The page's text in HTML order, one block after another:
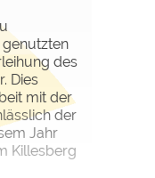
genutzten
des
Dies
mit der
der
Jahr
Killesberg